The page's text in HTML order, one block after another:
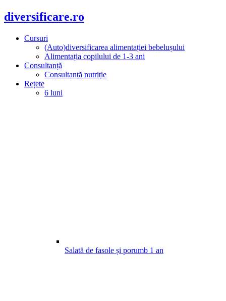
diversificare.ro
Cursuri
(Auto)diversificarea alimentației bebelușului
Alimentația copilului de 1-3 ani
Consultanță
Consultanță nutriție
Rețete
6 luni
Salată de fasole și porumb 1 an